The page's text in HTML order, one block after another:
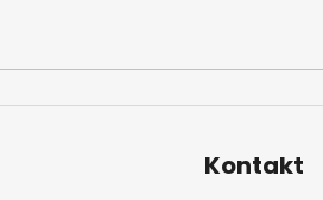
Kontakt